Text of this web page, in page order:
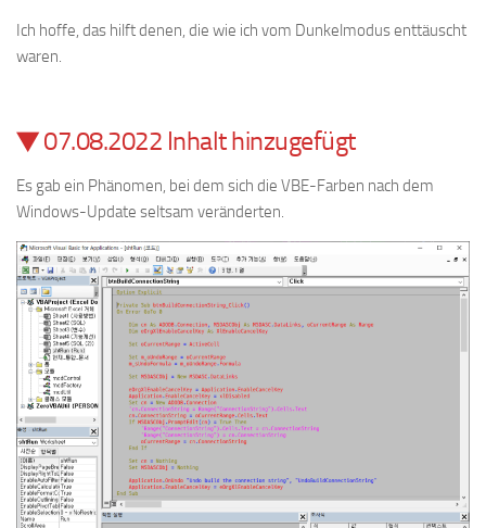
Ich hoffe, das hilft denen, die wie ich vom Dunkelmodus enttäuscht
waren.
▼ 07.08.2022 Inhalt hinzugefügt
Es gab ein Phänomen, bei dem sich die VBE-Farben nach dem
Windows-Update seltsam veränderten.